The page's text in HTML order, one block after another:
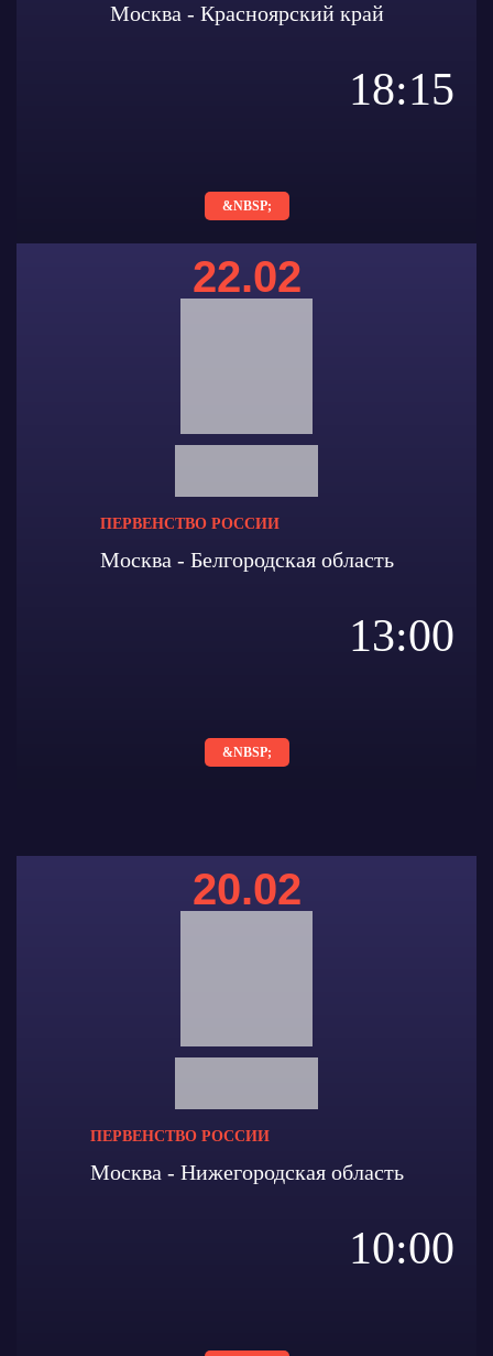
Москва - Красноярский край
18:15
&NBSP;
22.02
ПЕРВЕНСТВО РОССИИ
Москва - Белгородская область
13:00
&NBSP;
20.02
ПЕРВЕНСТВО РОССИИ
Москва - Нижегородская область
10:00